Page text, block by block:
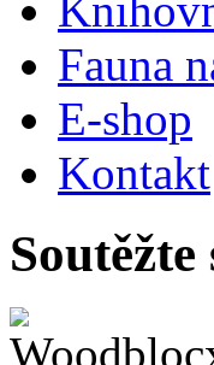
Fauna
E-shop
Kontakt